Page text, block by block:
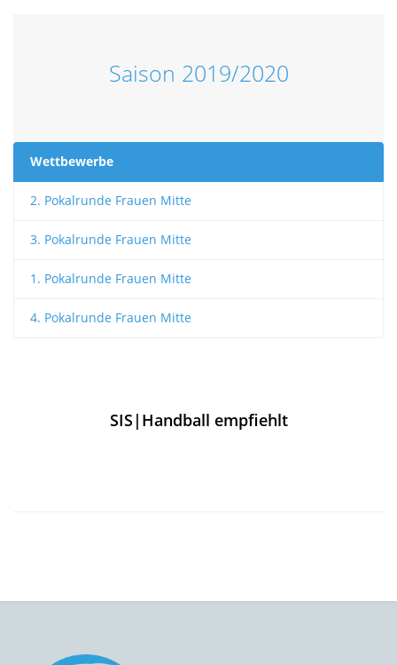
Saison 2019/2020
Wettbewerbe
2. Pokalrunde Frauen Mitte
3. Pokalrunde Frauen Mitte
1. Pokalrunde Frauen Mitte
4. Pokalrunde Frauen Mitte
SIS|Handball empfiehlt